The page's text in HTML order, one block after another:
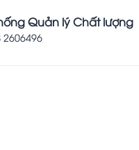
Quản lý Chất lượng
2606496